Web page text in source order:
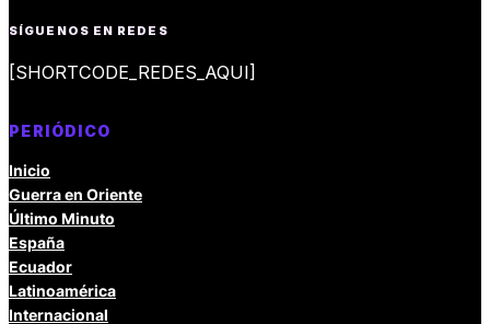
SÍGUENOS EN REDES
[SHORTCODE_REDES_AQUI]
PERIÓDICO
Inicio
Guerra en Oriente
Último Minuto
España
Ecuador
Latinoamérica
Internacional